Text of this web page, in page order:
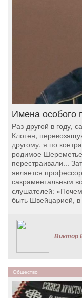
Имена особого
Раз-другой в году,
Клотен,
другому, я по
родимое
перестраивали...
является
сакраментальным
слушателей:
быть Швейцарией,
Виктор
Общество